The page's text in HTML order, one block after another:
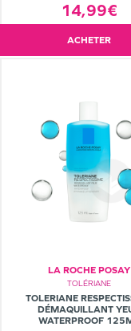
14,99€
ACHETER
LA ROCHE POSAY
TOLÉRIANE
TOLERIANE
DÉMAQUILLANT
WATERPROOF